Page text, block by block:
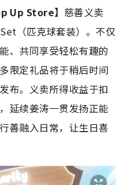
Up Store】 慈善义卖
（匹克球套装）。不仅
、共同享受轻松有趣的
限定礼品将于稍后时间
布。义卖所得收益于扣
延续姜涛一贯发扬正能
善融入日常，让生日喜